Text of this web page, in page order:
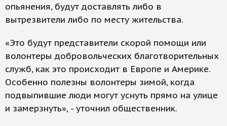
опьянения, будут доставлять либо в
вытрезвители либо по месту жительства.
«Это будут представители скорой помощи или
волонтеры добровольческих благотворительных
служб, как это происходит в Европе и Америке.
Особенно полезны волонтеры зимой, когда
подвыпившие люди могут уснуть прямо на улице
и замерзнуть», - уточнил общественник.